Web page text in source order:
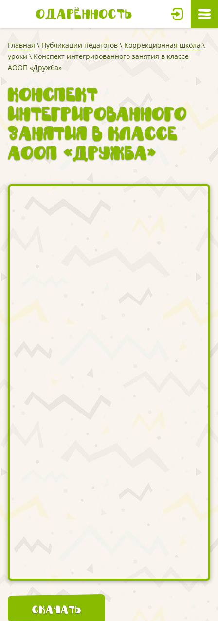
Одарённость
Главная \ Публикации педагогов \ Коррекционная школа \
уроки \ Конспект интегрированного занятия в классе
АООП «Дружба»
Конспект
интегрированного
занятия в классе
АООП «Дружба»
Скачать